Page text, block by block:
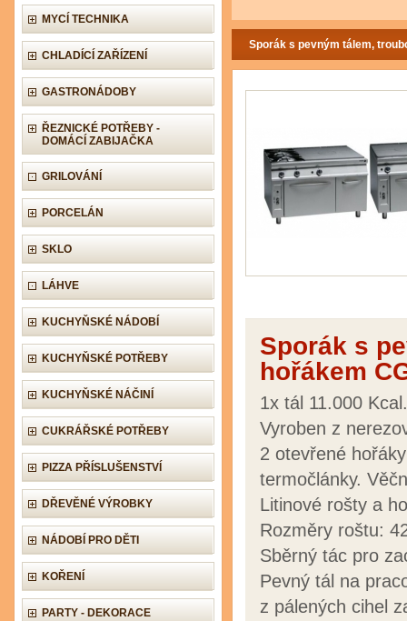
MYCÍ TECHNIKA
CHLADÍCÍ ZAŘÍZENÍ
GASTRONÁDOBY
ŘEZNICKÉ POTŘEBY -
DOMÁCÍ ZABIJAČKA
GRILOVÁNÍ
PORCELÁN
SKLO
LÁHVE
KUCHYŇSKÉ NÁDOBÍ
KUCHYŇSKÉ POTŘEBY
KUCHYŇSKÉ NÁČINÍ
CUKRÁŘSKÉ POTŘEBY
PIZZA PŘÍSLUŠENSTVÍ
DŘEVĚNÉ VÝROBKY
NÁDOBÍ PRO DĚTI
KOŘENÍ
PARTY - DEKORACE
Sporák s pevným tálem,
Sporák s
hořákem
1x tál 11.000
Vyroben z
2 otevřené
termočlánky.
Litinové rošty a
Rozměry roštu:
Sběrný tác pro
Pevný tál na
z pálených cihel